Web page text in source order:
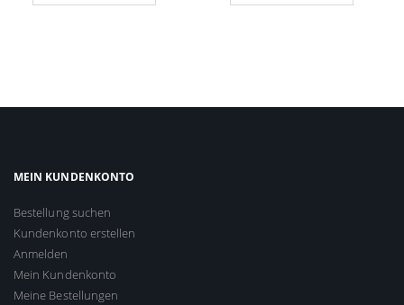
MEIN KUNDENKONTO
Bestellung suchen
Kundenkonto erstellen
Anmelden
Mein Kundenkonto
Meine Bestellungen